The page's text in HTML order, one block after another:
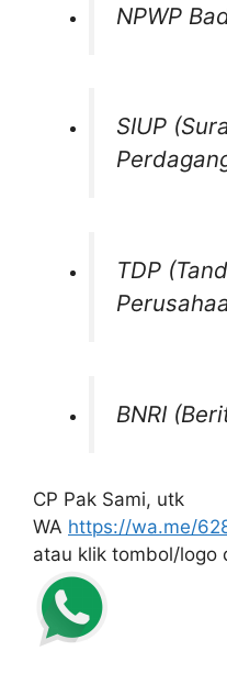
NPWP
SIUP
TDP
BNRI
CP Pak Sami, utk
WA https://wa.me/
atau klik tombol/logo